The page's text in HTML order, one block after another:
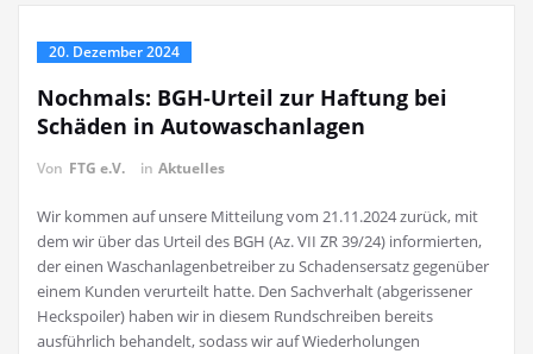
20. Dezember 2024
Nochmals: BGH-Urteil zur Haftung bei
Schäden in Autowaschanlagen
Von FTG e.V. in Aktuelles
Wir kommen auf unsere Mitteilung vom 21.11.2024 zurück, mit
dem wir über das Urteil des BGH (Az. VII ZR 39/24) informierten,
der einen Waschanlagenbetreiber zu Schadensersatz gegenüber
einem Kunden verurteilt hatte. Den Sachverhalt (abgerissener
Heckspoiler) haben wir in diesem Rundschreiben bereits
ausführlich behandelt, sodass wir auf Wiederholungen